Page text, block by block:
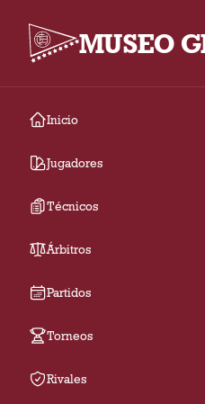
MUSEO
Inicio
Jugadores
Técnicos
Árbitros
Partidos
Torneos
Rivales